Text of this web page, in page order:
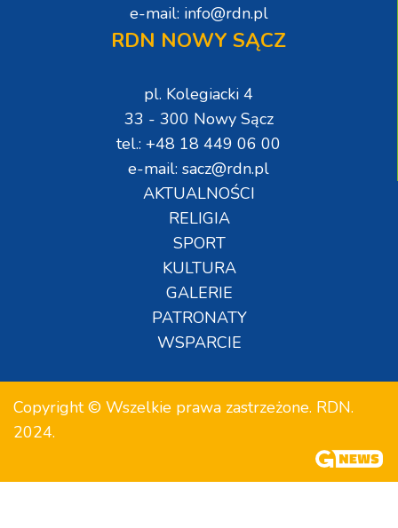
e-mail: info@rdn.pl
RDN NOWY SĄCZ
pl. Kolegiacki 4
33 - 300 Nowy Sącz
tel.: +48 18 449 06 00
e-mail: sacz@rdn.pl
AKTUALNOŚCI
RELIGIA
SPORT
KULTURA
GALERIE
PATRONATY
WSPARCIE
Copyright © Wszelkie prawa zastrzeżone. RDN.
2024.